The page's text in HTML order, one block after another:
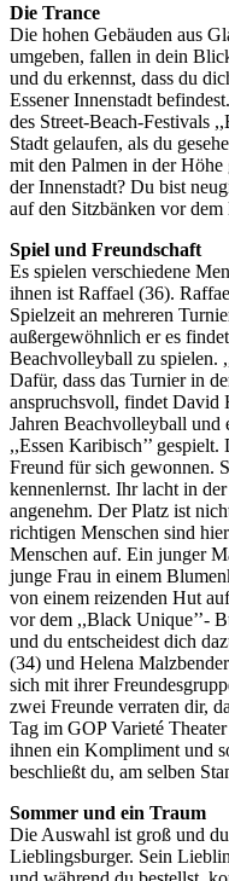
Die Trance
Die hohen Gebäuden aus
umgeben, fallen in dein
und du erkennst, dass du
Essener Innenstadt
des Street-Beach-Festivals
Stadt gelaufen, als du
mit den Palmen in der Höhe
der Innenstadt? Du bist
auf den Sitzbänken vor
Spiel und Freundschaft
Es spielen verschiedene
ihnen ist Raffael (36).
Spielzeit an mehreren
außergewöhnlich er es
Beachvolleyball zu spielen.
Dafür, dass das Turnier in
anspruchsvoll, findet David
Jahren Beachvolleyball und
,,Essen Karibisch’’
Freund für sich gewonnen.
kennenlernst. Ihr lacht in
angenehm. Der Platz ist
richtigen Menschen sind
Menschen auf. Ein junger
junge Frau in einem
von einem reizenden Hut
vor dem ,,Black Unique’’-
und du entscheidest dich
(34) und Helena
sich mit ihrer
zwei Freunde verraten dir,
Tag im GOP Varieté
ihnen ein Kompliment und
beschließt du, am selben
Sommer und ein Traum
Die Auswahl ist groß und
Lieblingsburger. Sein